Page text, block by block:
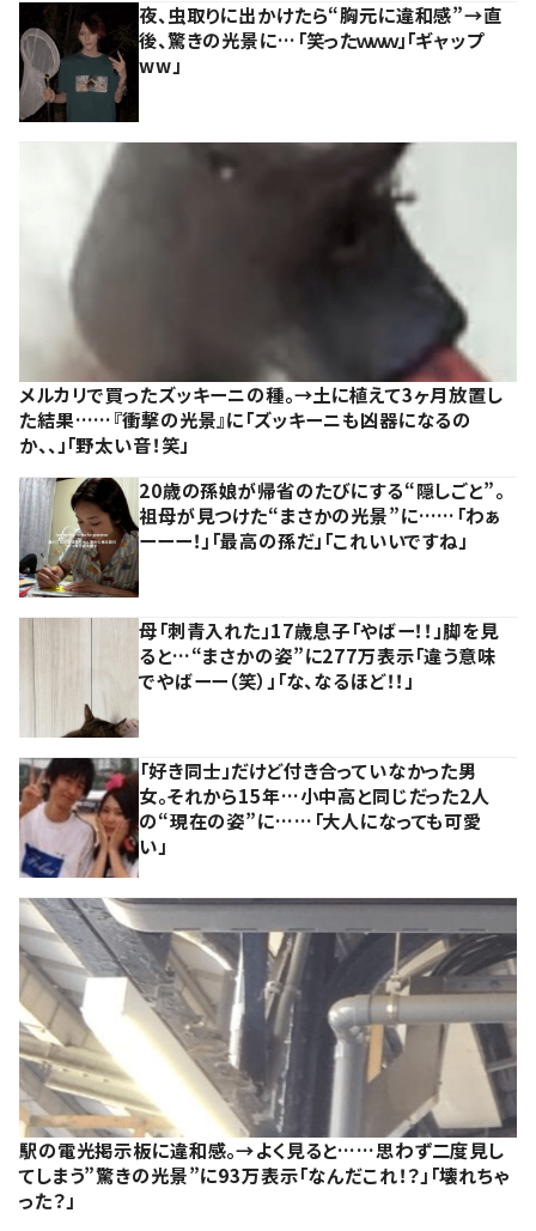
夜、虫取りに出かけたら“胸元に違和感”→直
後、驚きの光景に…「笑ったｗｗｗ」「ギャップ
ww」
メルカリで買ったズッキーニの種。→土に植えて3ヶ月放置し
た結果……『衝撃の光景』に「ズッキーニも凶器になるの
か、、」「野太い音！笑」
20歳の孫娘が帰省のたびにする“隠しごと”。
祖母が見つけた“まさかの光景”に……「わぁ
ーーー！」「最高の孫だ」「これいいですね」
母「刺青入れた」17歳息子「やばー！！」脚を見
ると…“まさかの姿”に277万表示「違う意味
でやばーー（笑）」「な、なるほど！！」
「好き同士」だけど付き合っていなかった男
女。それから15年…小中高と同じだった2人
の“現在の姿”に……「大人になっても可愛
い」
駅の電光掲示板に違和感。→よく見ると……思わず二度見し
てしまう”驚きの光景”に93万表示「なんだこれ！？」「壊れちゃ
った？」